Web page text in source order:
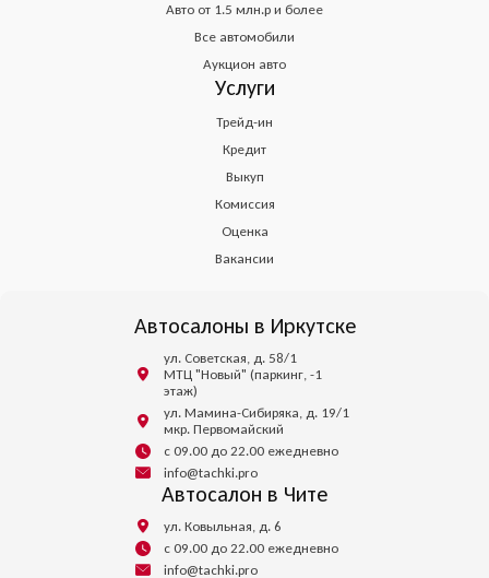
Авто от 1.5 млн.р и более
Все автомобили
Аукцион авто
Услуги
Трейд-ин
Кредит
Выкуп
Комиссия
Оценка
Вакансии
Автосалоны в Иркутске
ул. Советская, д. 58/1
МТЦ "Новый" (паркинг, -1
этаж)
ул. Мамина-Сибиряка, д. 19/1
мкр. Первомайский
с 09.00 до 22.00 ежедневно
info@tachki.pro
Автосалон в Чите
ул. Ковыльная, д. 6
с 09.00 до 22.00 ежедневно
info@tachki.pro